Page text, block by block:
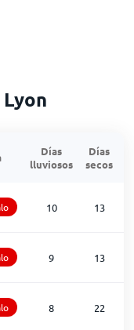
Días
lluviosos
Días
secos
10 13
9 13
8 22